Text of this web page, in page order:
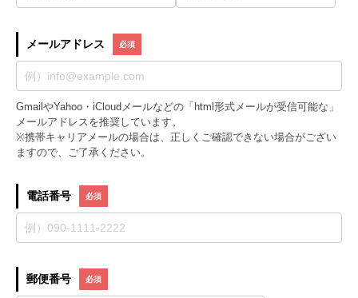
メールアドレス
GmailやYahoo・iCloudメールなどの「html形式メールが受信可能な」
メールアドレスを推奨しています。
※携帯キャリアメールの場合は、正しくご確認できない場合がござい
ますので、ご了承ください。
電話番号
郵便番号